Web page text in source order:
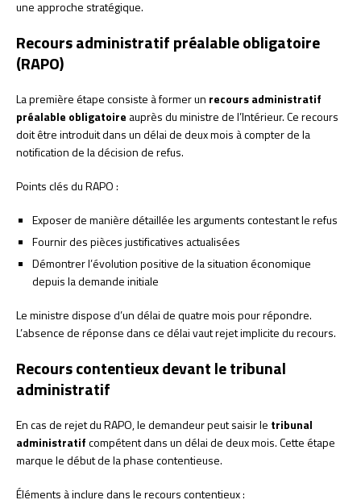
une approche stratégique.
Recours administratif préalable obligatoire
(RAPO)
La première étape consiste à former un recours administratif
préalable obligatoire auprès du ministre de l’Intérieur. Ce recours
doit être introduit dans un délai de deux mois à compter de la
notification de la décision de refus.
Points clés du RAPO :
Exposer de manière détaillée les arguments contestant le refus
Fournir des pièces justificatives actualisées
Démontrer l’évolution positive de la situation économique
depuis la demande initiale
Le ministre dispose d’un délai de quatre mois pour répondre.
L’absence de réponse dans ce délai vaut rejet implicite du recours.
Recours contentieux devant le tribunal
administratif
En cas de rejet du RAPO, le demandeur peut saisir le tribunal
administratifcompétent dans un délai de deux mois. Cette étape
marque le début de la phase contentieuse.
Éléments à inclure dans le recours contentieux :